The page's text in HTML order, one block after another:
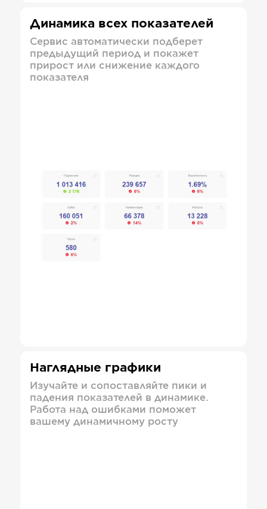
Динамика всех показателей
Сервис автоматически подберет
предыдущий период и покажет
прирост или снижение каждого
показателя
Наглядные графики
Изучайте и сопоставляйте пики и
падения показателей в динамике.
Работа над ошибками поможет
вашему динамичному росту